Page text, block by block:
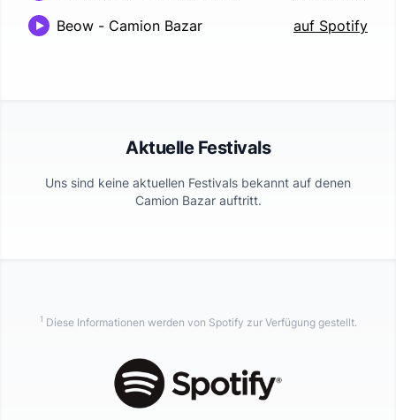
Beow - Camion Bazar auf Spotify
Aktuelle Festivals
Uns sind keine aktuellen Festivals bekannt auf denen
Camion Bazarauftritt.
1 Diese Informationen werden von Spotify zur Verfügung gestellt.